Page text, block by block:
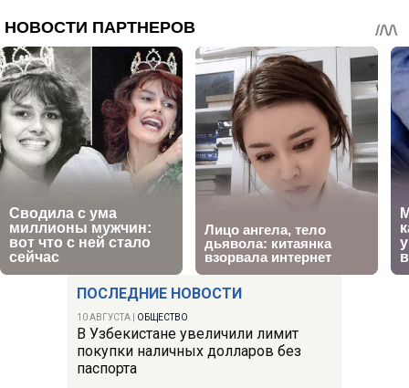
ПОСЛЕДНИЕ НОВОСТИ
10 АВГУСТА ОБЩЕСТВО
В Узбекистане увеличили лимит
покупки наличных долларов без
паспорта